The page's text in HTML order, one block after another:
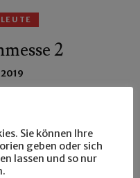
LEUTE
2
15 Jahre alt.
Sie können Ihre
geben oder sich
lassen und so nur